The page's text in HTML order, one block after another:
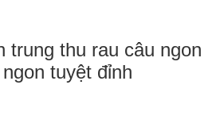
trung thu rau câu ngon
tuyệt đỉnh